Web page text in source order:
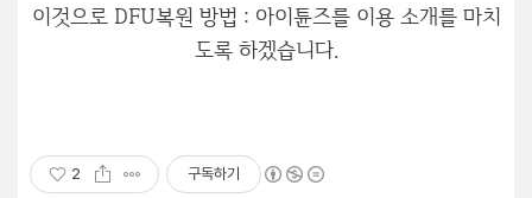
이것으로 DFU복원 방법 : 아이튠즈를 이용 소개를 마치
도록 하겠습니다.
2 구독하기